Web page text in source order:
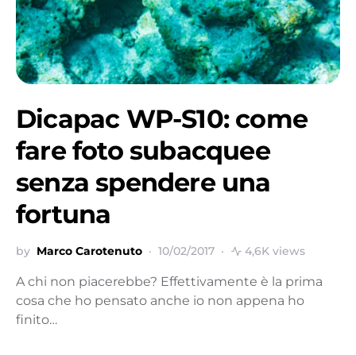
Dicapac WP-S10: come
fare foto subacquee
senza spendere una
fortuna
by Marco Carotenuto 10/02/2017 4,6K views
A chi non piacerebbe? Effettivamente è la prima
cosa che ho pensato anche io non appena ho
finito…